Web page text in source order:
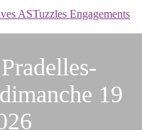
ASTuzzles Engagements
19